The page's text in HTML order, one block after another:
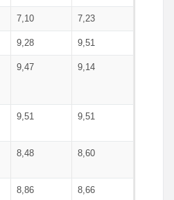
7,10 7,23
9,28 9,51
9,47 9,14
9,51 9,51
8,48 8,60
8,86 8,66